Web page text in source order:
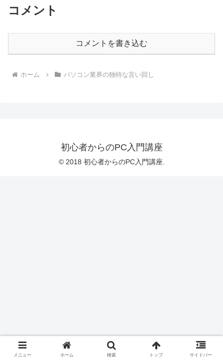
コメント
コメントを書き込む
ホーム パソコン業界の独特な言い回し
初心者からのPC入門講座
© 2018 初心者からのPC入門講座.
メニュー ホーム 検索 トップ サイドバー